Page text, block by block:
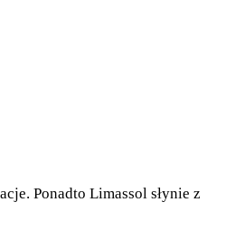
Ponadto Limassol słynie z